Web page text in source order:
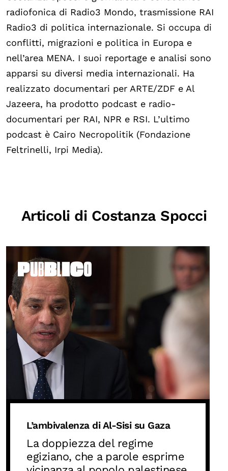
Biblioteca
Mostre digitali
I CONTENUTI
Osservatori di ricerca
Progetti Nazionali
Progetti Internazionali
Pubblicazioni
Storie di Resistenza, ottant’anni dopo
Podcast
OLTRE LA SCUOLA
Attività per bambine e bambini
Programmi per le scuole
Under25
Classici del Pensiero Politico
Master e Executive Program
radiofonica di Radio3 Mondo, trasmissione RAI
Radio3 di politica internazionale. Si occupa di
conflitti, migrazioni e politica in Europa e
nell’area MENA. I suoi reportage e analisi sono
apparsi su diversi media internazionali. Ha
realizzato documentari per ARTE/ZDF e Al
Jazeera, ha prodotto podcast e radio-
documentari per RAI, NPR e RSI. L’ultimo
podcast è Cairo Necropolitik (Fondazione
Feltrinelli, Irpi Media).
Articoli di Costanza Spocci
L’ambivalenza di Al-Sisi su Gaza
La doppiezza del regime
egiziano, che a parole esprime